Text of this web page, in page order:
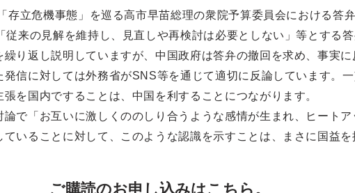
存立危機事態」を巡る高市早苗総理の衆院予算委員会における答
来の見解を維持し、見直しや再検討は必要としない」等とする答
繰り返し説明していますが、中国政府は答弁の撤回を求め、事実
信に対しては外務省がSNS等を通じて適切に反論しています。
を国内ですることは、中国を利することにつながります。
で「お互いに激しくののしり合うような感情が生まれ、ヒート
いることに対して、このような認識を示すことは、まさに国益を
ご購読のお申し込みはこちら。